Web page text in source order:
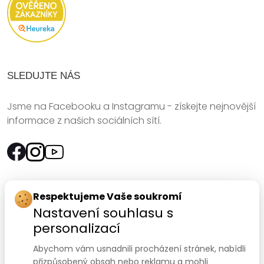
SLEDUJTE NÁS
Jsme na Facebooku a Instagramu - získejte nejnovější
informace z našich sociálních sítí.
Rychlý kontakt:
SANOMED, spol. s r.o.
Palackého třída 240/75
612 00 Brno-Královo Pole
Respektujeme Vaše soukromí
Nastavení souhlasu s
personalizací
Abychom vám usnadnili procházení stránek, nabídli
přizpůsobený obsah nebo reklamu a mohli